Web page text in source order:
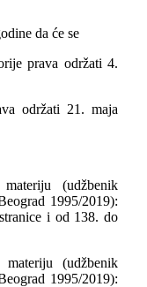
da će se
prava održati 4.
održati 21. maja
(udžbenik
1995/2019):
i od 138. do
(udžbenik
1995/2019):